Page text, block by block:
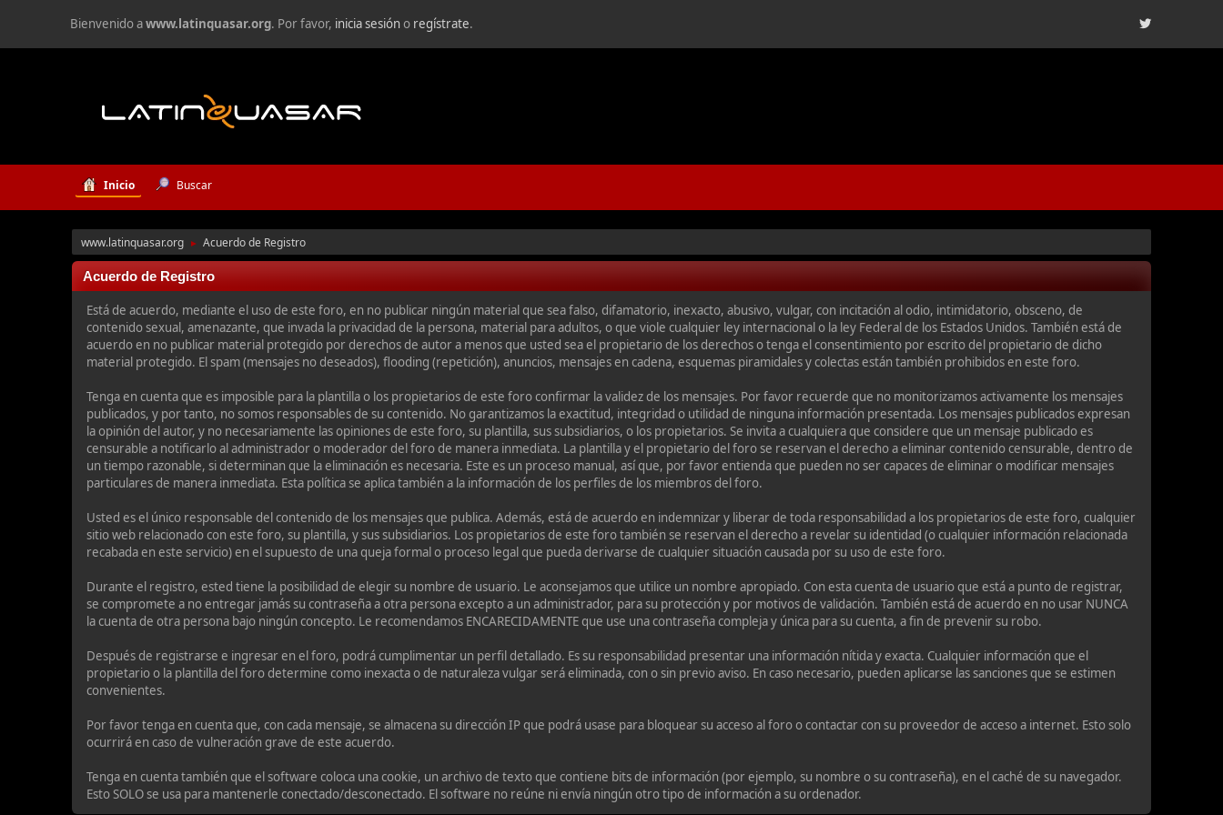
Bienvenido awww.latinquasar.org. Por favor, inicia sesióno regístrate.
Inicio Buscar
www.latinquasar.org ► Acuerdo de Registro
Acuerdo de Registro
Está de acuerdo, mediante el uso de este foro, en no publicar ningún material que sea falso, difamatorio, inexacto, abusivo, vulgar, con incitación al odio, intimidatorio, obsceno, de
contenido sexual, amenazante, que invada la privacidad de la persona, material para adultos, o que viole cualquier ley internacional o la ley Federal de los Estados Unidos. También está de
acuerdo en no publicar material protegido por derechos de autor a menos que usted sea el propietario de los derechos o tenga el consentimiento por escrito del propietario de dicho
material protegido. El spam (mensajes no deseados), flooding (repetición), anuncios, mensajes en cadena, esquemas piramidales y colectas están también prohibidos en este foro.
Tenga en cuenta que es imposible para la plantilla o los propietarios de este foro confirmar la validez de los mensajes. Por favor recuerde que no monitorizamos activamente los mensajes
publicados, y por tanto, no somos responsables de su contenido. No garantizamos la exactitud, integridad o utilidad de ninguna información presentada. Los mensajes publicados expresan
la opinión del autor, y no necesariamente las opiniones de este foro, su plantilla, sus subsidiarios, o los propietarios. Se invita a cualquiera que considere que un mensaje publicado es
censurable a notificarlo al administrador o moderador del foro de manera inmediata. La plantilla y el propietario del foro se reservan el derecho a eliminar contenido censurable, dentro de
un tiempo razonable, si determinan que la eliminación es necesaria. Este es un proceso manual, así que, por favor entienda que pueden no ser capaces de eliminar o modificar mensajes
particulares de manera inmediata. Esta política se aplica también a la información de los perfiles de los miembros del foro.
Usted es el único responsable del contenido de los mensajes que publica. Además, está de acuerdo en indemnizar y liberar de toda responsabilidad a los propietarios de este foro, cualquier
sitio web relacionado con este foro, su plantilla, y sus subsidiarios. Los propietarios de este foro también se reservan el derecho a revelar su identidad (o cualquier información relacionada
recabada en este servicio) en el supuesto de una queja formal o proceso legal que pueda derivarse de cualquier situación causada por su uso de este foro.
Durante el registro, ested tiene la posibilidad de elegir su nombre de usuario. Le aconsejamos que utilice un nombre apropiado. Con esta cuenta de usuario que está a punto de registrar,
se compromete a no entregar jamás su contraseña a otra persona excepto a un administrador, para su protección y por motivos de validación. También está de acuerdo en no usar NUNCA
la cuenta de otra persona bajo ningún concepto. Le recomendamos ENCARECIDAMENTE que use una contraseña compleja y única para su cuenta, a fin de prevenir su robo.
Después de registrarse e ingresar en el foro, podrá cumplimentar un perfil detallado. Es su responsabilidad presentar una información nítida y exacta. Cualquier información que el
propietario o la plantilla del foro determine como inexacta o de naturaleza vulgar será eliminada, con o sin previo aviso. En caso necesario, pueden aplicarse las sanciones que se estimen
convenientes.
Por favor tenga en cuenta que, con cada mensaje, se almacena su dirección IP que podrá usase para bloquear su acceso al foro o contactar con su proveedor de acceso a internet. Esto solo
ocurrirá en caso de vulneración grave de este acuerdo.
Tenga en cuenta también que el software coloca una cookie, un archivo de texto que contiene bits de información (por ejemplo, su nombre o su contraseña), en el caché de su navegador.
Esto SOLO se usa para mantenerle conectado/desconectado. El software no reúne ni envía ningún otro tipo de información a su ordenador.